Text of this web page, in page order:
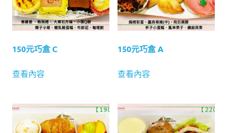
150元巧盒 C
查看內容
150元巧盒 A
查看內容